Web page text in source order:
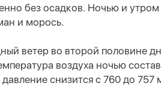
без осадков. Ночью и утром
и морось.
ветер во второй половине
воздуха ночью
снизится с 760 до 757